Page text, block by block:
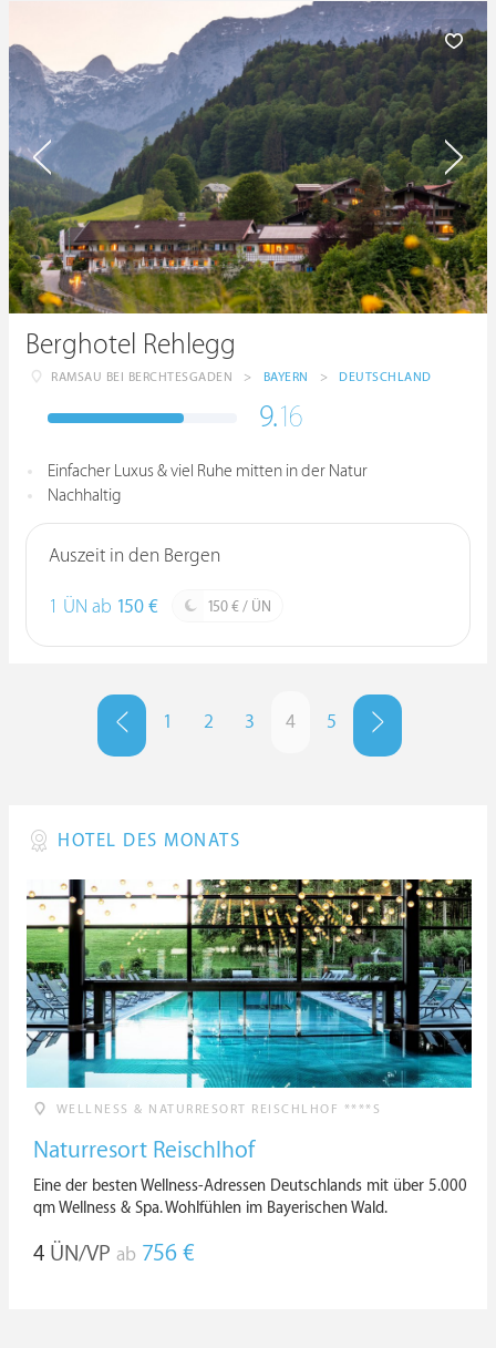
Berghotel Rehlegg
RAMSAU BEI BERCHTESGADEN > BAYERN > DEUTSCHLAND
9.16
Einfacher Luxus & viel Ruhe mitten in der Natur
Nachhaltig
Auszeit in den Bergen
1 ÜN ab 150 € 150 € / ÜN
1 2 3 4 5
HOTEL DES MONATS
WELLNESS & NATURRESORT REISCHLHOF ****S
Naturresort Reischlhof
Eine der besten Wellness-Adressen Deutschlands mit über 5.000
qm Wellness & Spa. Wohlfühlen im Bayerischen Wald.
4 ÜN/VP ab 756 €